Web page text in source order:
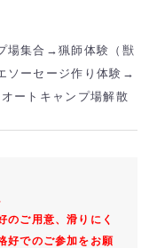
場集合→猟師体験（獣
ソーセージ作り体験→
ートキャンプ場解散
のご用意、滑りにく
好でのご参加をお願